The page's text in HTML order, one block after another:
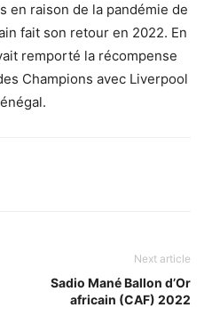
en raison de la pandémie de
fait son retour en 2022. En
remporté la récompense
Champions avec Liverpool
Next article
Sadio Mané Ballon d’Or
africain (CAF) 2022